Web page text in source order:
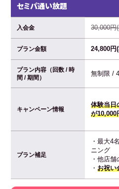
セミパ通い放題
入会金 30,000円
プラン金額 24,800円
プラン内容（回数 / 時
間 / 期間）
無制限 /
キャンペーン情報
体験当日
が10,000
プラン補足
・最大4
ニング
・他店
・お祝い